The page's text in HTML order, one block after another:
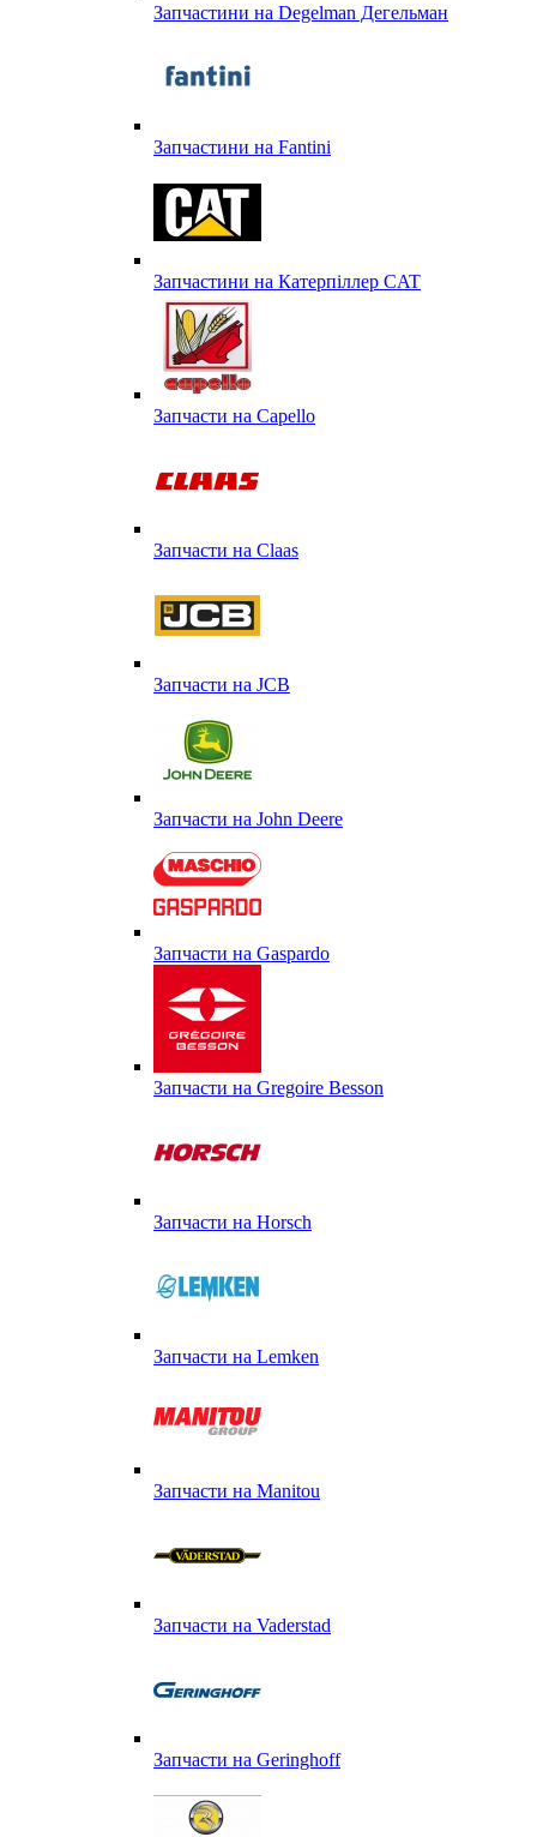
Запчастини на Degelman Дегельман
Запчастини на Fantini
Запчастини на Катерпіллер CAT
Запчасти на Capello
Запчасти на Сlaas
Запчасти на JCB
Запчасти на John Deere
Запчасти на Gaspardo
Запчасти на Gregoire Besson
Запчасти на Horsch
Запчасти на Lemken
Запчасти на Manitou
Запчасти на Vaderstad
Запчасти на Geringhoff